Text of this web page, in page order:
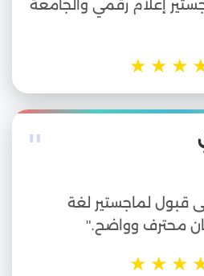
إعلام رقمي والجامعة
★
★
★
"
قبول لماجستير لغة
محترف وواضح."
★
★
★